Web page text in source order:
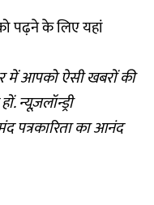
पढ़ने के लिएयहां
आपको ऐसी खबरों की
न्यूज़लॉन्ड्री
पत्रकारिता का आनंद